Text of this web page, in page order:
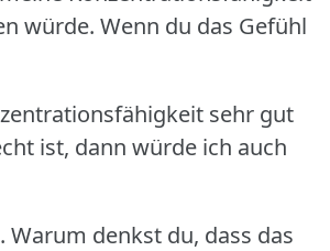
würde. Wenn du das Gefühl
sehr gut
ist, dann würde ich auch
Warum denkst du, dass das